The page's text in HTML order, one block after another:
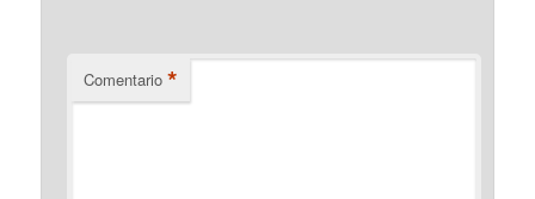
Comentario *